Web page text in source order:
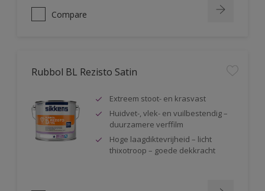
Compare
Rubbol BL Rezisto Satin
Extreem stoot- en krasvast
Huidvet-, vlek- en vuilbestendig –
duurzamere verffilm
Hoge laagdiktevrijheid – licht
thixotroop – goede dekkracht